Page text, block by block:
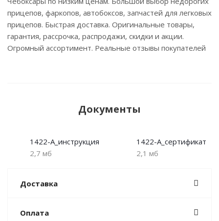
прицепов, фаркопов, автобоксов, запчастей для легковых
прицепов. Быстрая доставка. Оригинальные товары,
гарантия, рассрочка, распродажи, скидки и акции.
Огромный ассортимент. Реальные отзывы покупателей
Документы
1422-A_инструкция
2,7 мб
1422-A_сертификат
2,1 мб
Доставка
Оплата